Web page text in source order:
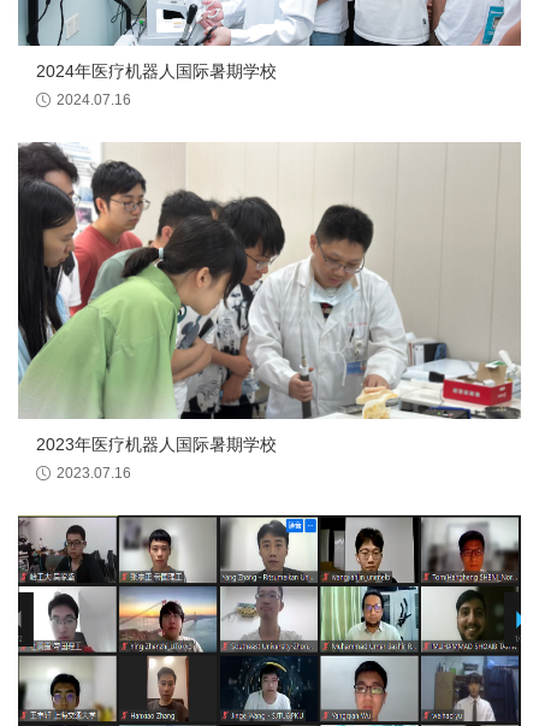
2024年医疗机器人国际暑期学校
2024.07.16
2023年医疗机器人国际暑期学校
2023.07.16